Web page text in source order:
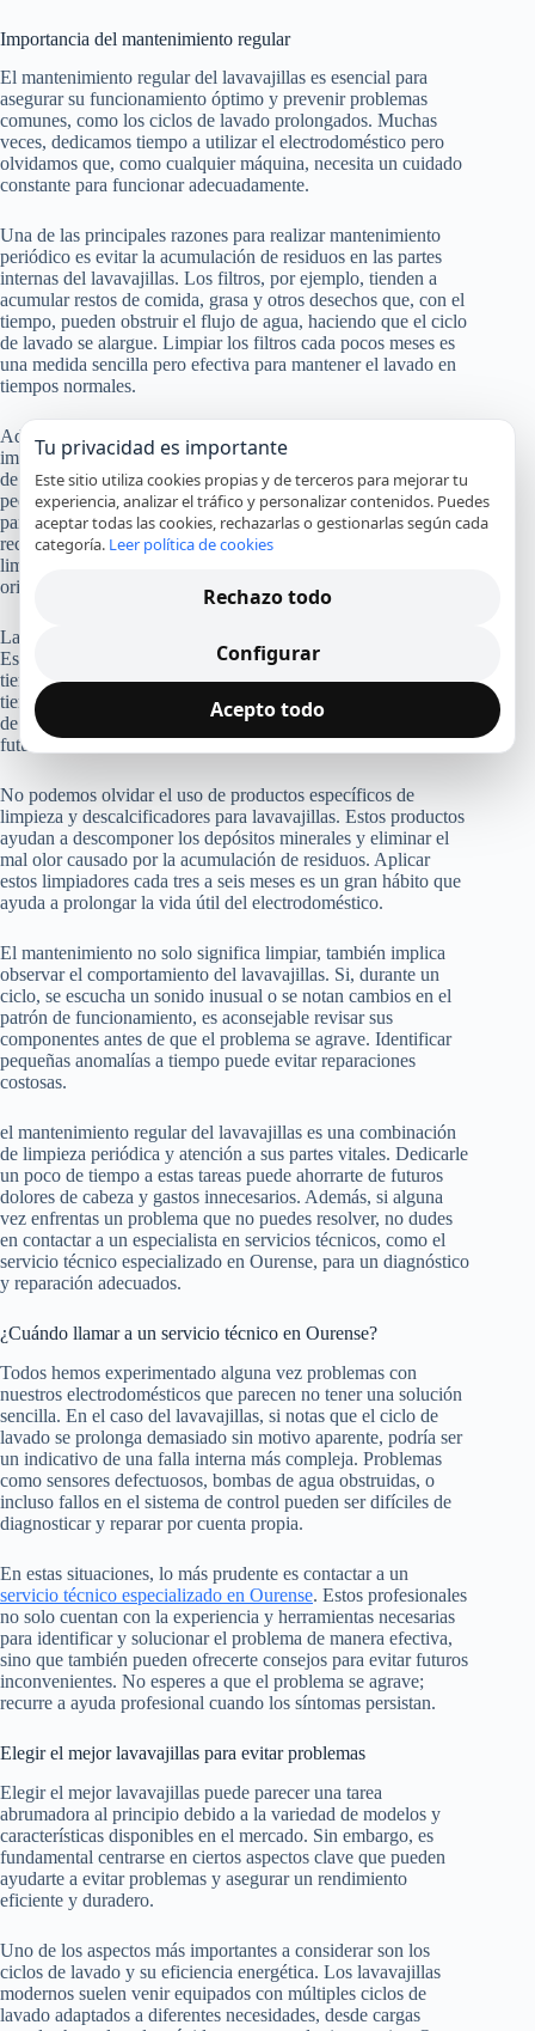
Importancia del mantenimiento regular
El mantenimiento regular del lavavajillas es esencial para
asegurar su funcionamiento óptimo y prevenir problemas
comunes, como los ciclos de lavado prolongados. Muchas
veces, dedicamos tiempo a utilizar el electrodoméstico pero
olvidamos que, como cualquier máquina, necesita un cuidado
constante para funcionar adecuadamente.
Una de las principales razones para realizar mantenimiento
periódico es evitar la acumulación de residuos en las partes
internas del lavavajillas. Los filtros, por ejemplo, tienden a
acumular restos de comida, grasa y otros desechos que, con el
tiempo, pueden obstruir el flujo de agua, haciendo que el ciclo
de lavado se alargue. Limpiar los filtros cada pocos meses es
una medida sencilla pero efectiva para mantener el lavado en
tiempos normales.
Además de los filtros, los brazos rociadores son otra parte
importante a inspeccionar. Con el uso frecuente, los orificios
de estos brazos pueden obstruirse con residuos de cal o
pequeños restos de alimentos, lo que reduce su efectividad
para rociar el agua durante el ciclo. Para evitar esto, es
recomendable quitar los brazos rociadores periódicamente y
limpiarlos bajo agua corriente, asegurándose de que todos los
orificios estén despejados para una acción de lavado óptima.
La revisión de la puerta y sus componentes también es crítica.
Es habitual que las juntas de la puerta se desgasten con el
tiempo y comiencen a causar fugas, afectando la presión y el
tiempo del ciclo de lavado. La inspección visual y la limpieza
de estas juntas con regularidad pueden evitar problemas
futuros más serios.
No podemos olvidar el uso de productos específicos de
limpieza y descalcificadores para lavavajillas. Estos productos
ayudan a descomponer los depósitos minerales y eliminar el
mal olor causado por la acumulación de residuos. Aplicar
estos limpiadores cada tres a seis meses es un gran hábito que
ayuda a prolongar la vida útil del electrodoméstico.
El mantenimiento no solo significa limpiar, también implica
observar el comportamiento del lavavajillas. Si, durante un
ciclo, se escucha un sonido inusual o se notan cambios en el
patrón de funcionamiento, es aconsejable revisar sus
componentes antes de que el problema se agrave. Identificar
pequeñas anomalías a tiempo puede evitar reparaciones
costosas.
el mantenimiento regular del lavavajillas es una combinación
de limpieza periódica y atención a sus partes vitales. Dedicarle
un poco de tiempo a estas tareas puede ahorrarte de futuros
dolores de cabeza y gastos innecesarios. Además, si alguna
vez enfrentas un problema que no puedes resolver, no dudes
en contactar a un especialista en servicios técnicos, como el
servicio técnico especializado en Ourense, para un diagnóstico
y reparación adecuados.
¿Cuándo llamar a un servicio técnico en Ourense?
Todos hemos experimentado alguna vez problemas con
nuestros electrodomésticos que parecen no tener una solución
sencilla. En el caso del lavavajillas, si notas que el ciclo de
lavado se prolonga demasiado sin motivo aparente, podría ser
un indicativo de una falla interna más compleja. Problemas
como sensores defectuosos, bombas de agua obstruidas, o
incluso fallos en el sistema de control pueden ser difíciles de
diagnosticar y reparar por cuenta propia.
En estas situaciones, lo más prudente es contactar a un
servicio técnico especializado en Ourense. Estos profesionales
no solo cuentan con la experiencia y herramientas necesarias
para identificar y solucionar el problema de manera efectiva,
sino que también pueden ofrecerte consejos para evitar futuros
inconvenientes. No esperes a que el problema se agrave;
recurre a ayuda profesional cuando los síntomas persistan.
Elegir el mejor lavavajillas para evitar problemas
Elegir el mejor lavavajillas puede parecer una tarea
abrumadora al principio debido a la variedad de modelos y
características disponibles en el mercado. Sin embargo, es
fundamental centrarse en ciertos aspectos clave que pueden
ayudarte a evitar problemas y asegurar un rendimiento
eficiente y duradero.
Uno de los aspectos más importantes a considerar son los
ciclos de lavado y su eficiencia energética. Los lavavajillas
modernos suelen venir equipados con múltiples ciclos de
lavado adaptados a diferentes necesidades, desde cargas
Tu privacidad es importante
Este sitio utiliza cookies propias y de terceros para mejorar tu
experiencia, analizar el tráfico y personalizar contenidos. Puedes
aceptar todas las cookies, rechazarlas o gestionarlas según cada
categoría. Leer política de cookies
Rechazo todo
Configurar
Acepto todo